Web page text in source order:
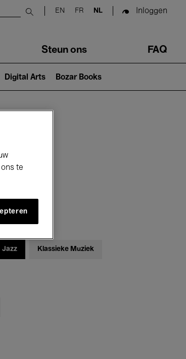
Submit search
EN FR NL Inloggen
Steun ons FAQ
Digital Arts Bozar Books
Jazz Klassieke Muziek
te